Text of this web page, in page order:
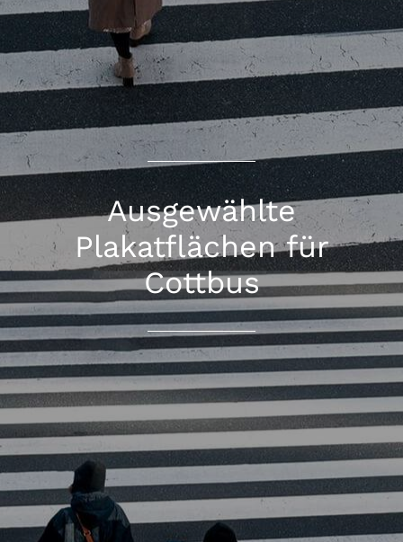
Ausgewählte
Plakatflächen für
Cottbus